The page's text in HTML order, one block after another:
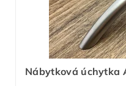
Nábytková úchytka